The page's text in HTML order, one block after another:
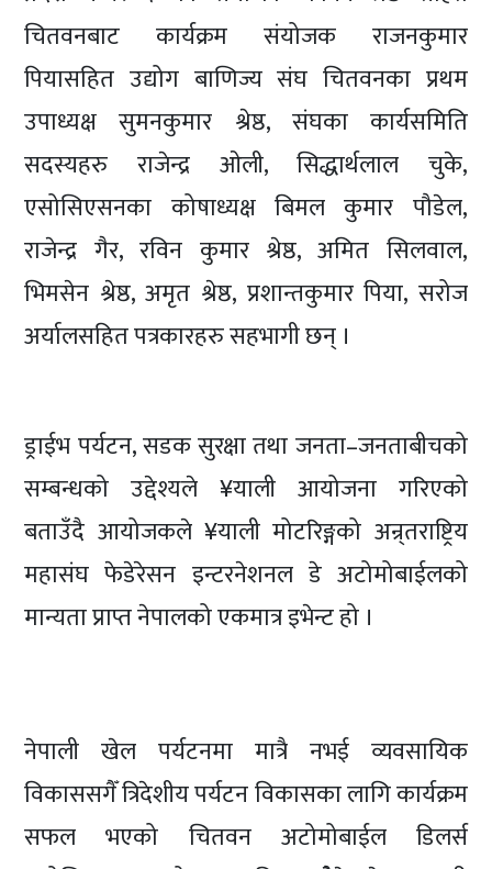
चितवनबाट कार्यक्रम संयोजक राजनकुमार
पियासहित उद्योग बाणिज्य संघ चितवनका प्रथम
उपाध्यक्ष सुमनकुमार श्रेष्ठ, संघका कार्यसमिति
सदस्यहरु राजेन्द्र ओली, सिद्धार्थलाल चुके,
एसोसिएसनका कोषाध्यक्ष बिमल कुमार पौडेल,
राजेन्द्र गैर, रविन कुमार श्रेष्ठ, अमित सिलवाल,
भिमसेन श्रेष्ठ, अमृत श्रेष्ठ, प्रशान्तकुमार पिया, सरोज
अर्यालसहित पत्रकारहरु सहभागी छन् ।
ड्राईभ पर्यटन, सडक सुरक्षा तथा जनता–जनताबीचको
सम्बन्धको उद्देश्यले ¥याली आयोजना गरिएको
बताउँदै आयोजकले ¥याली मोटरिङ्गको अन्र्तराष्ट्रिय
महासंघ फेडेरेसन इन्टरनेशनल डे अटोमोबाईलको
मान्यता प्राप्त नेपालको एकमात्र इभेन्ट हो ।
नेपाली खेल पर्यटनमा मात्रै नभई व्यवसायिक
विकाससगैँ त्रिदेशीय पर्यटन विकासका लागि कार्यक्रम
सफल भएको चितवन अटोमोबाईल डिलर्स